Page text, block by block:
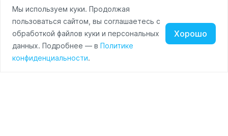
Наушники
Умные
Акции
О магазине
Оплата
Нажимая на кнопку «Подписаться» вы соглашаетесь с
условиями пользования и политикой конфиденциальности
сайта
Ваш город —Москва
Московская область
Изменить
Мы используем куки. Продолжая
пользоваться сайтом, вы соглашаетесь с
обработкой файлов куки и персональных
данных. Подробнее — в Политике
конфиденциальности.
Хорошо